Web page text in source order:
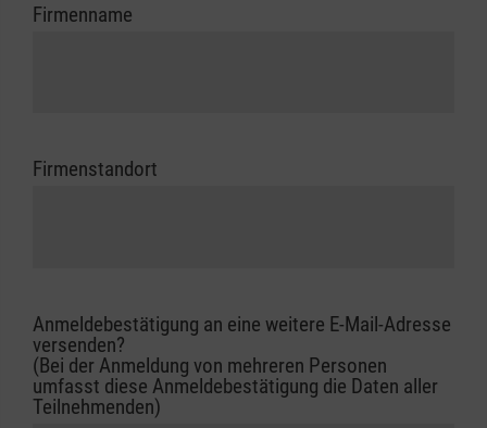
Firmenname
Firmenstandort
Anmeldebestätigung an eine weitere E-Mail-Adresse
versenden?
(Bei der Anmeldung von mehreren Personen
umfasst diese Anmeldebestätigung die Daten aller
Teilnehmenden)